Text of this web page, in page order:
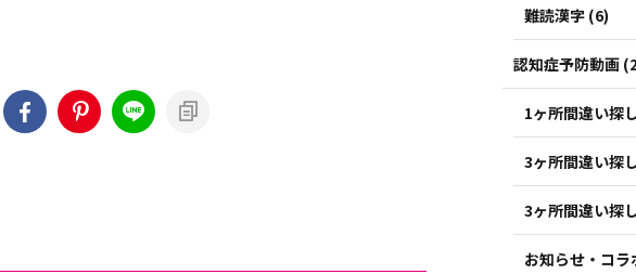
難読漢字 (6)
認知症予防動画
1ヶ所間違い探
3ヶ所間違い探
3ヶ所間違い探
お知らせ・コラ